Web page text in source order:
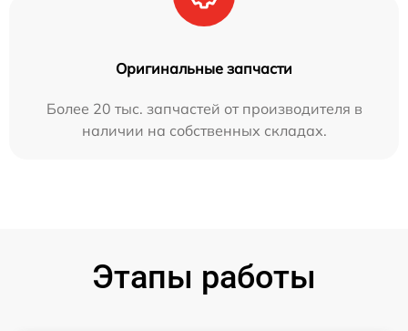
Оригинальные запчасти
Более 20 тыс. запчастей от производителя в
наличии на собственных складах.
Этапы работы